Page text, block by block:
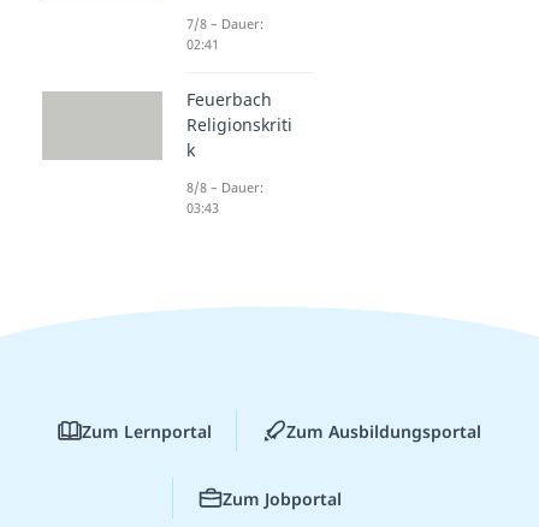
7/8 – Dauer:
02:41
Feuerbach
Religionskriti
k
8/8 – Dauer:
03:43
Zum Lernportal Zum Ausbildungsportal
Zum Jobportal